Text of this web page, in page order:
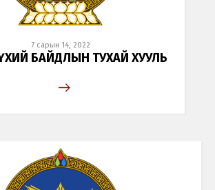
7 сарын 14, 2022
БАЙДЛЫН ТУХАЙ ХУУЛЬ